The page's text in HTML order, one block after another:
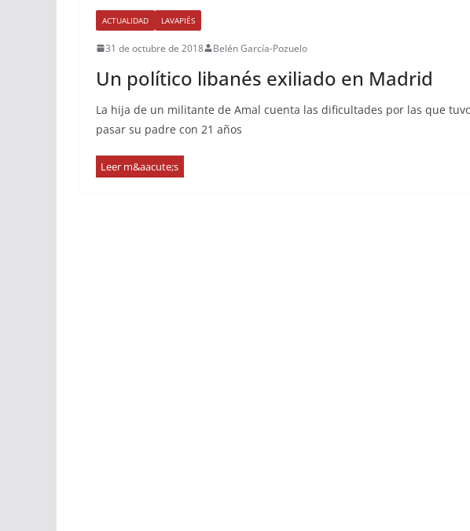
ACTUALIDAD LAVAPIÉS
31 de octubre de 2018 Belén García-Pozuelo
Un político libanés exiliado en Madrid
La hija de un militante de Amal cuenta las dificultades por las que
pasar su padre con 21 años